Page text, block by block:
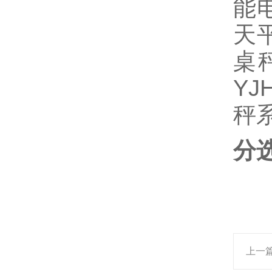
能
天
桌
秤
分
上一